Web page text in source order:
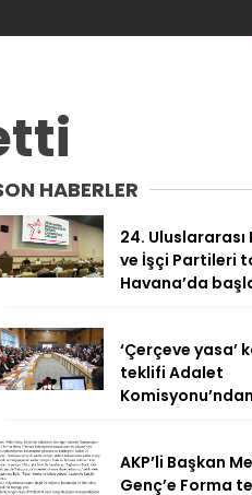
teklifi Adalet
HABERLER
24.
ve İşçi Partileri
Havana’da
‘Çerçeve yasa’
teklifi Adalet
AKP’li Başkan
Genç’e Forma